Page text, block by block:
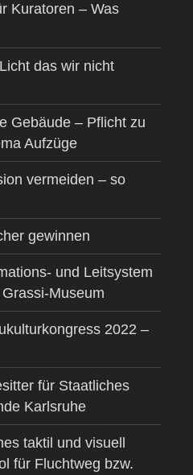
Kuratoren – Was
das wir nicht
Gebäude – Pflicht zu
Aufzüge
vermeiden – so
gewinnen
und Leitsystem
Museum
2022 –
für Staatliches
Karlsruhe
taktil und visuell
für Fluchtweg bzw.